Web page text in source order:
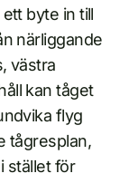
byte in till
närliggande
västra
kan tåget
flyg
tågresplan,
stället för